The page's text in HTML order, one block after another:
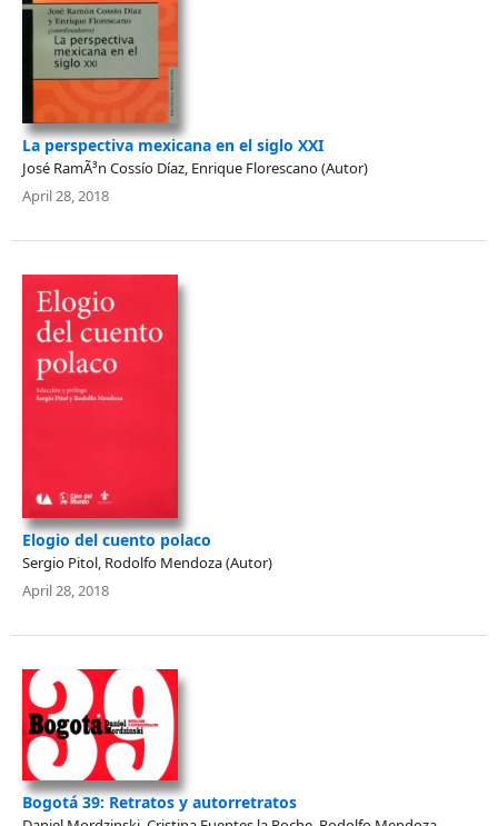
La perspectiva mexicana en el siglo XXI
José RamÃ³n Cossío Díaz, Enrique Florescano (Autor)
April 28, 2018
Elogio del cuento polaco
Sergio Pitol, Rodolfo Mendoza (Autor)
April 28, 2018
Bogotá 39: Retratos y autorretratos